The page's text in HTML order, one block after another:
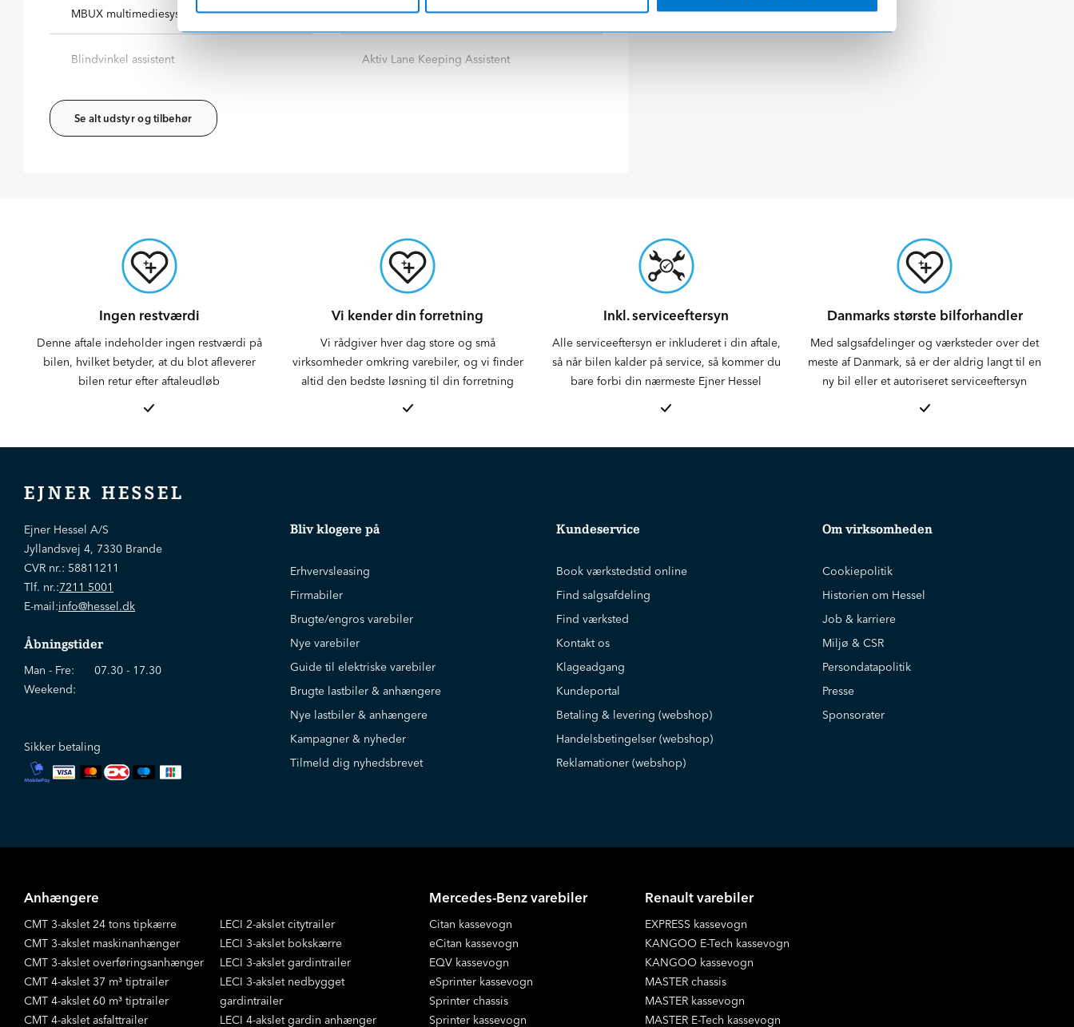
MBUX multimediesystem med navigation Bakkamera med monitor
Blindvinkel assistent Aktiv Lane Keeping Assistent
Se alt udstyr og tilbehør
Ingen restværdi
Denne aftale indeholder ingen restværdi på
bilen, hvilket betyder, at du blot afleverer
bilen retur efter aftaleudløb
Vi kender din forretning
Vi rådgiver hver dag store og små
virksomheder omkring varebiler, og vi finder
altid den bedste løsning til din forretning
Inkl. serviceeftersyn
Alle serviceeftersyn er inkluderet i din aftale,
så når bilen kalder på service, så kommer du
bare forbi din nærmeste Ejner Hessel
Danmarks største bilforhandler
Med salgsafdelinger og værksteder over det
meste af Danmark, så er der aldrig langt til en
ny bil eller et autoriseret serviceeftersyn
EJNER HESSEL
Ejner Hessel A/S
Jyllandsvej 4, 7330 Brande
CVR nr.: 58811211
Tlf. nr.:7211 5001
E-mail:info@hessel.dk
Åbningstider
Man - Fre:
07.30 - 17.30
Weekend:
Sikker betaling
Bliv klogere på
Erhvervsleasing
Firmabiler
Brugte/engros varebiler
Nye varebiler
Guide til elektriske varebiler
Brugte lastbiler & anhængere
Nye lastbiler & anhængere
Kampagner & nyheder
Tilmeld dig nyhedsbrevet
Kundeservice
Book værkstedstid online
Find salgsafdeling
Find værksted
Kontakt os
Klageadgang
Kundeportal
Betaling & levering (webshop)
Handelsbetingelser (webshop)
Reklamationer (webshop)
Om virksomheden
Cookiepolitik
Historien om Hessel
Job & karriere
Miljø & CSR
Persondatapolitik
Presse
Sponsorater
Anhængere
CMT 3-akslet 24 tons tipkærre
CMT 3-akslet maskinanhænger
CMT 3-akslet overføringsanhænger
CMT 4-akslet 37 m³ tiptrailer
CMT 4-akslet 60 m³ tiptrailer
CMT 4-akslet asfalttrailer
LECI 2-akslet citytrailer
LECI 3-akslet bokskærre
LECI 3-akslet gardintrailer
LECI 3-akslet nedbygget
gardintrailer
LECI 4-akslet gardin anhænger
Mercedes-Benz varebiler
Citan kassevogn
eCitan kassevogn
EQV kassevogn
eSprinter kassevogn
Sprinter chassis
Sprinter kassevogn
Renault varebiler
EXPRESS kassevogn
KANGOO E-Tech kassevogn
KANGOO kassevogn
MASTER chassis
MASTER kassevogn
MASTER E-Tech kassevogn